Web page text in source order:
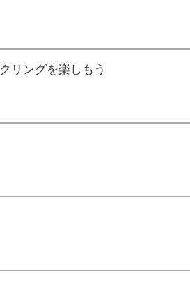
リングを楽しもう